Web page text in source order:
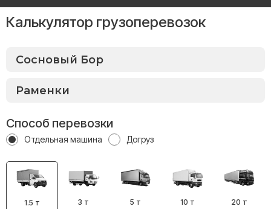
Калькулятор грузоперевозок
Способ перевозки
Отдельная машина Догруз
1.5 т 3 т 5 т 10 т 20 т